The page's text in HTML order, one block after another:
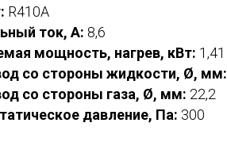
R410A
ток, А: 8,6
мощность, нагрев, кВт: 1,41
со стороны жидкости, Ø, мм:
со стороны газа, Ø, мм: 22,2
давление, Па: 300